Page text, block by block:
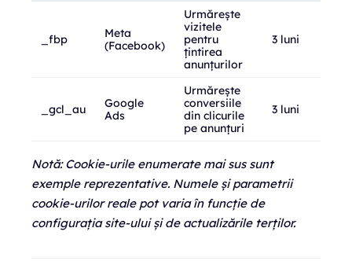
_fbp
Meta
(Facebook)
Urmărește
vizitele
pentru
țintirea
anunțurilor
3 luni
_gcl_au
Google
Ads
Urmărește
conversiile
din clicurile
pe anunțuri
3 luni
Notă: Cookie-urile enumerate mai sus sunt
exemple reprezentative. Numele și parametrii
cookie-urilor reale pot varia în funcție de
configurația site-ului și de actualizările terților.